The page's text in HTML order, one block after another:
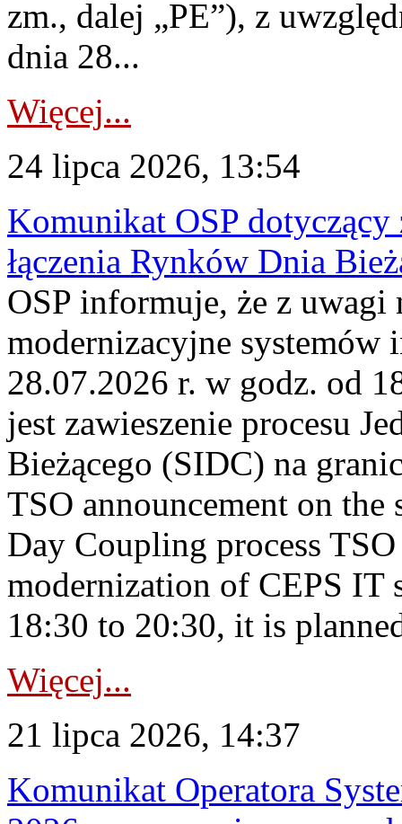
zm., dalej „PE”), z
dnia 28...
Więcej...
24 lipca 2026, 13:54
Komunikat OSP dotyczący
łączenia Rynków Dnia
OSP informuje, że z uwagi
modernizacyjne
28.07.2026 r. w godz. od
jest zawieszenie procesu
Bieżącego (SIDC) na
TSO announcement on
Day Coupling process
modernization of CEPS IT
18:30 to 20:30, it is
Więcej...
21 lipca 2026, 14:37
Komunikat Operatora